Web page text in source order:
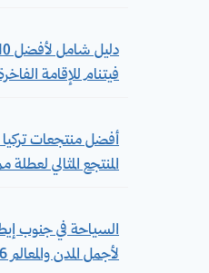
فيتنام للإقامة
أفضل منتجعات تركيا
المنتجع المثالي لعطلة
السياحة في جنوب
لأجمل المدن والمعالم 2026